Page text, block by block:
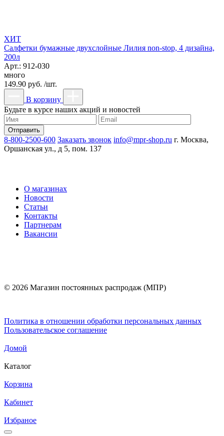
ХИТ
Салфетки бумажные двухслойные Лилия non-stop, 4 дизайна,
200л
Арт.: 912-030
много
149.90 руб. /шт.
В корзину
Будьте в курсе наших акций и новостей
8-800-2500-600 Заказать звонок info@mpr-shop.ru г. Москва,
Оршанская ул., д 5, пом. 137
О магазинах
Новости
Статьи
Контакты
Партнерам
Вакансии
© 2026 Магазин постоянных распродаж (МПР)
Политика в отношении обработки персональных данных
Пользовательское соглашение
Домой
Каталог
Корзина
Кабинет
Избраное